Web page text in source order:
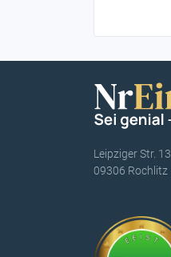
Leipziger Str. 13
09306 Rochlitz